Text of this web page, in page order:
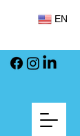
EN